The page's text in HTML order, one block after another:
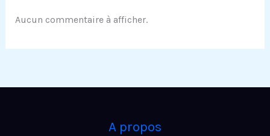
Aucun commentaire à afficher.
A propos